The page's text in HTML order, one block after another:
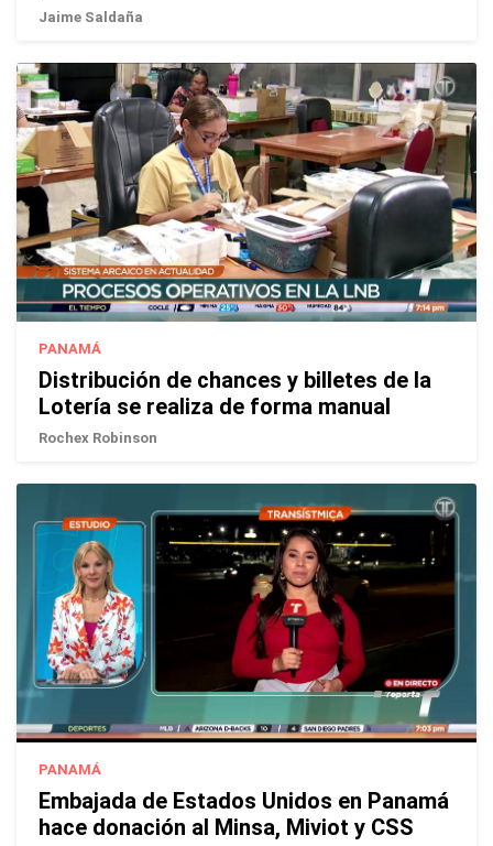
Jaime Saldaña
PANAMÁ
Distribución de chances y billetes de la
Lotería se realiza de forma manual
Rochex Robinson
PANAMÁ
Embajada de Estados Unidos en Panamá
hace donación al Minsa, Miviot y CSS